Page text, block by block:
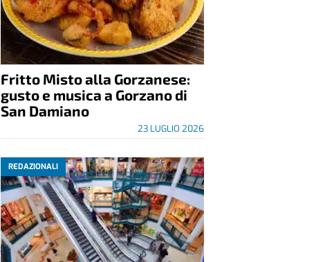
Fritto Misto alla Gorzanese:
gusto e musica a Gorzano di
San Damiano
23 LUGLIO 2026
REDAZIONALI